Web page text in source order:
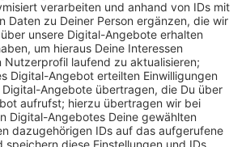
gebe es 55 öffentliche und
private, sagen die Liberalen.
08.10.2022 10:15